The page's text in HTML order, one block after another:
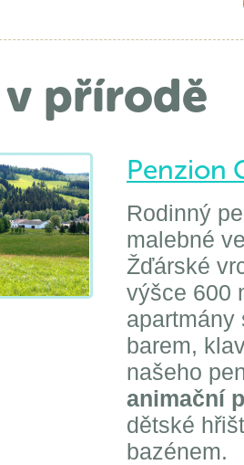
přírodě
Penzion
Rodinný
malebné
Žďárské
výšce 600
barem,
našeho
animační
dětské
bazénem.